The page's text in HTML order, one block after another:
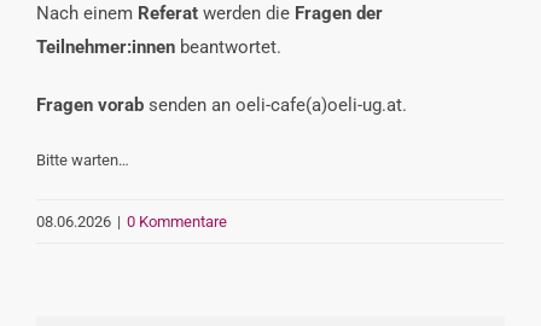
KONTAKT
Nach einem Referat werden die Fragen der
Teilnehmer:innen beantwortet.
Fragen vorab senden an oeli-cafe(a)oeli-ug.at.
Bitte warten…
08.06.2026 | 0 Kommentare